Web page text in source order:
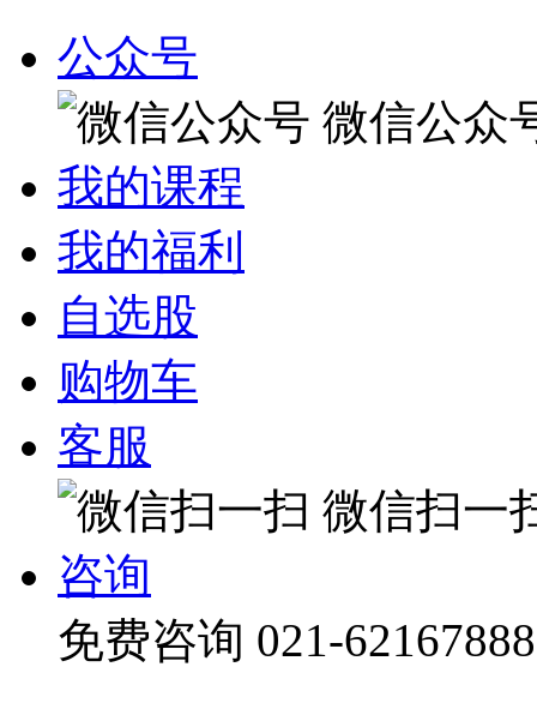
公众号
微信公众
我的课程
我的福利
自选股
购物车
客服
微信扫一
咨询
免费咨询 021-62167888